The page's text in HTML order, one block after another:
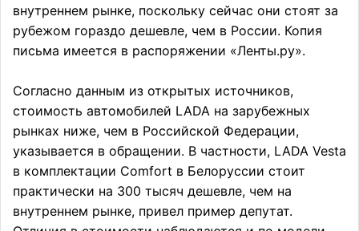
внутреннем рынке, поскольку сейчас они стоят за
рубежом гораздо дешевле, чем в России. Копия
письма имеется в распоряжении «Ленты.ру».
Согласно данным из открытых источников,
стоимость автомобилей LADA на зарубежных
рынках ниже, чем в Российской Федерации,
указывается в обращении. В частности, LADA Vesta
в комплектации Comfort в Белоруссии стоит
практически на 300 тысяч дешевле, чем на
внутреннем рынке, привел пример депутат.